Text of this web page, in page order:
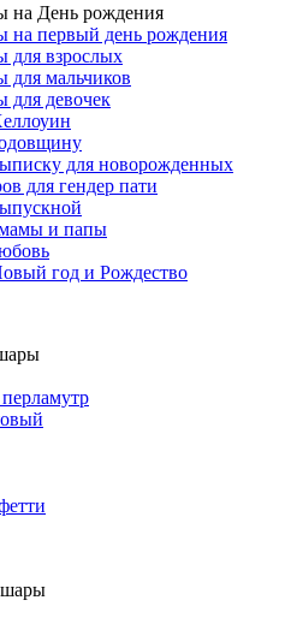
на День рождения
на первый день рождения
для взрослых
для мальчиков
для девочек
для новорожденных
для гендер пати
и папы
год и Рождество